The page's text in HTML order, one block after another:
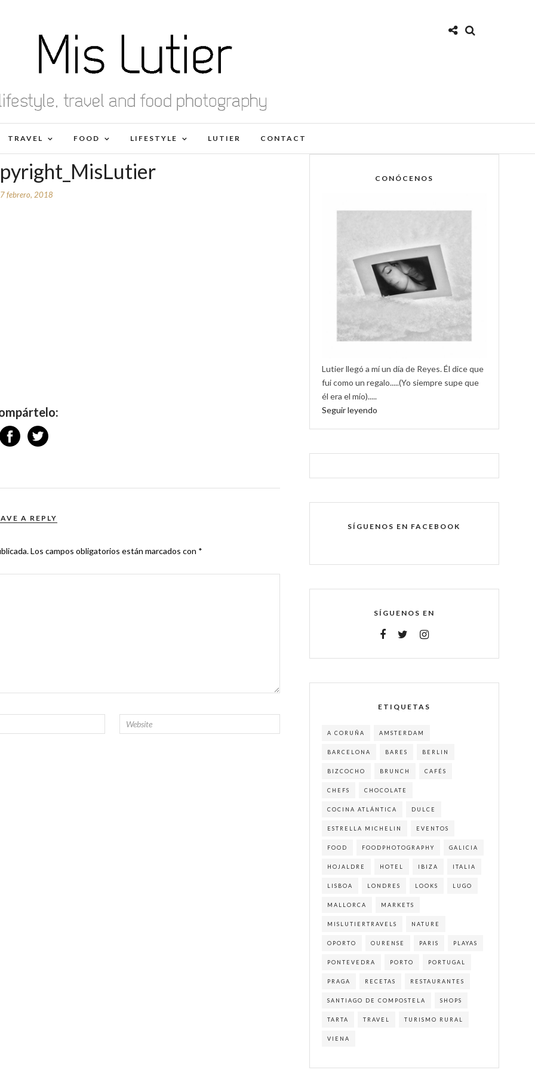
TRAVEL FOOD LIFESTYLE LUTIER CONTACT
febrero, 2018
A REPLY
Los campos obligatorios están marcados con *
CONÓCENOS
Lutier llegó a mí un día de Reyes. Él dice que
fui como un regalo.....(Yo siempre supe que
él era el mío).....
Seguir leyendo
SÍGUENOS EN FACEBOOK
SÍGUENOS EN
ETIQUETAS
A CORUÑA AMSTERDAM
BARCELONA BARES BERLIN
BIZCOCHO BRUNCH CAFÉS
CHEFS CHOCOLATE
COCINA ATLÁNTICA DULCE
ESTRELLA MICHELIN EVENTOS
FOOD FOODPHOTOGRAPHY GALICIA
HOJALDRE HOTEL IBIZA ITALIA
LISBOA LONDRES LOOKS LUGO
MALLORCA MARKETS
MISLUTIERTRAVELS NATURE
OPORTO OURENSE PARIS PLAYAS
PONTEVEDRA PORTO PORTUGAL
PRAGA RECETAS RESTAURANTES
SANTIAGO DE COMPOSTELA SHOPS
TARTA TRAVEL TURISMO RURAL
VIENA